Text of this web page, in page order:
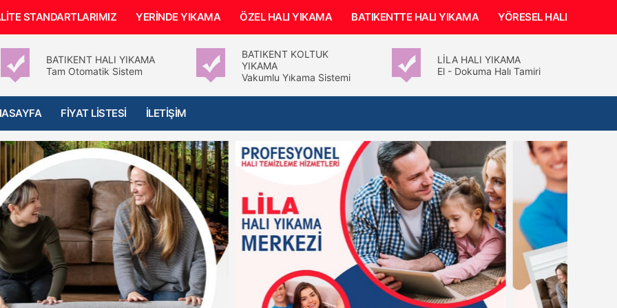
STANDARTLARIMIZ YERİNDE YIKAMA ÖZEL HALI YIKAMA BATIKENTTE HALI YIKAMA YÖRESEL HALI YIKAMA
BATIKENT HALI YIKAMA
Tam Otomatik Sistem
BATIKENT KOLTUK
YIKAMA
Vakumlu Yıkama Sistemi
LİLA HALI YIKAMA
El - Dokuma Halı Tamiri
FİYAT LİSTESİ İLETİŞİM